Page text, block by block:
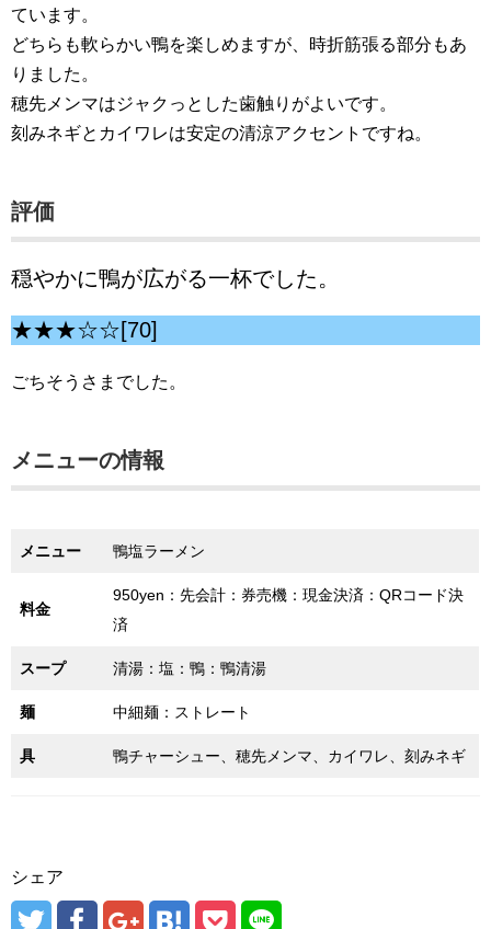
ています。
どちらも軟らかい鴨を楽しめますが、時折筋張る部分もあ
りました。
穂先メンマはジャクっとした歯触りがよいです。
刻みネギとカイワレは安定の清涼アクセントですね。
評価
穏やかに鴨が広がる一杯でした。
★★★☆☆[70]
ごちそうさまでした。
メニューの情報
メニュー 鴨塩ラーメン
料金
950yen：先会計：券売機：現金決済：QRコード決
済
スープ 清湯：塩：鴨：鴨清湯
麺 中細麺：ストレート
具 鴨チャーシュー、穂先メンマ、カイワレ、刻みネギ
シェア